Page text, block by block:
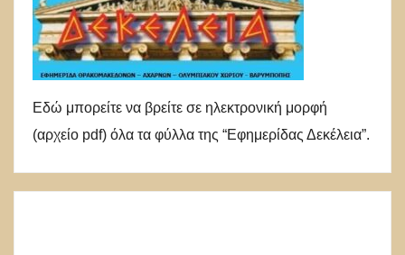
Εδώ μπορείτε να βρείτε σε ηλεκτρονική μορφή
(αρχείο pdf) όλα τα φύλλα της “Εφημερίδας Δεκέλεια”.